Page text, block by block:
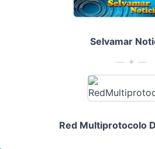
Selvamar
— ✦ —
Red Multiprotocolo